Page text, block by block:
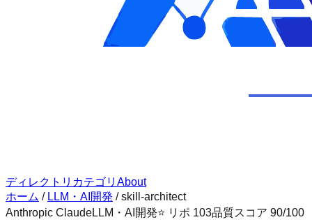
ディレクトリ カテゴリ About
ホーム / LLM・AI開発 /skill-architect
Anthropic ClaudeLLM・AI開発⭐ リポ 103品質スコア 90/100